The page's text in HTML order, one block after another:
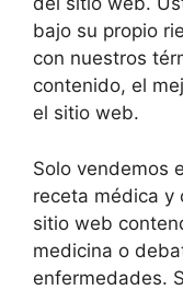
bajo su propio
con nuestros
contenido, el
el sitio web.
Solo vendemos
receta médica y
sitio web
medicina o
enfermedades.